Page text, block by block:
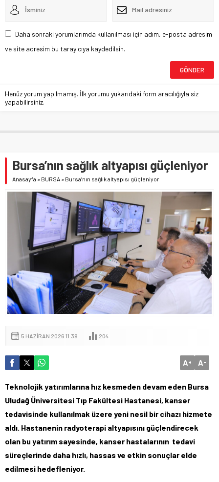
Daha sonraki yorumlarımda kullanılması için adım, e-posta adresim
ve site adresim bu tarayıcıya kaydedilsin.
Henüz yorum yapılmamış. İlk yorumu yukarıdaki form aracılığıyla siz
yapabilirsiniz.
Bursa’nın sağlık altyapısı güçleniyor
Anasayfa » BURSA » Bursa’nın sağlık altyapısı güçleniyor
5 HAZIRAN 2026 11:39 204
A+ A-
Teknolojik yatırımlarına hız kesmeden devam eden Bursa
Uludağ Üniversitesi Tıp Fakültesi Hastanesi, kanser
tedavisinde kullanılmak üzere yeni nesil bir cihazı hizmete
aldı. Hastanenin radyoterapi altyapısını güçlendirecek
olan bu yatırım sayesinde, kanser hastalarının tedavi
süreçlerinde daha hızlı, hassas ve etkin sonuçlar elde
edilmesi hedefleniyor.